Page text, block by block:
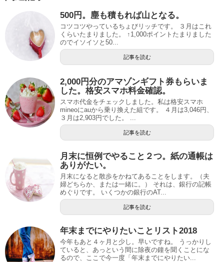
500円。塵も積もれば山となる。
コツコツやっているちょびリッチです。 ３月はこれ
くらいたまりました。 ↑1,000ポイントたまりました
のでイソイソと50...
記事を読む
2,000円分のアマゾンギフト券もらいま
した。格安スマホ料金確認。
スマホ代金をチェックしました。私は格安スマホ
mineoにauから乗り換えた組です。 ４月は3,046円、
３月は2,903円でした。 ...
記事を読む
月末に恒例でやること２つ。紙の通帳は
ありがたい。
月末になると散歩をかねてあることをします。（夫
婦どちらか、または一緒に。） それは、銀行の記帳
めぐりです。 いくつかの銀行のAT...
記事を読む
年末までにやりたいことリスト2018
今年もあと４ヶ月と少し。早いですね。 うっかりし
ていると、あっという間に除夜の鐘を聞くことにな
るので、ここで今一度「年末までにやりたい...